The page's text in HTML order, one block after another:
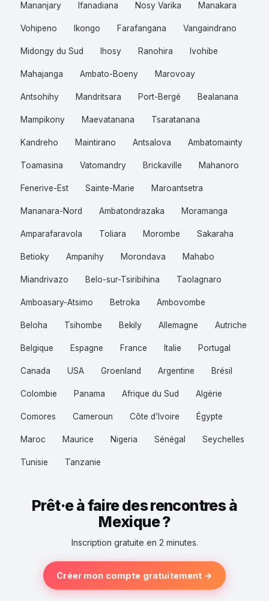
Mananjary Ifanadiana Nosy Varika Manakara
Vohipeno Ikongo Farafangana Vangaindrano
Midongy du Sud Ihosy Ranohira Ivohibe
Mahajanga Ambato-Boeny Marovoay
Antsohihy Mandritsara Port-Bergé Bealanana
Mampikony Maevatanana Tsaratanana
Kandreho Maintirano Antsalova Ambatomainty
Toamasina Vatomandry Brickaville Mahanoro
Fenerive-Est Sainte-Marie Maroantsetra
Mananara-Nord Ambatondrazaka Moramanga
Amparafaravola Toliara Morombe Sakaraha
Betioky Ampanihy Morondava Mahabo
Miandrivazo Belo-sur-Tsiribihina Taolagnaro
Amboasary-Atsimo Betroka Ambovombe
Beloha Tsihombe Bekily Allemagne Autriche
Belgique Espagne France Italie Portugal
Canada USA Groenland Argentine Brésil
Colombie Panama Afrique du Sud Algérie
Comores Cameroun Côte d’Ivoire Égypte
Maroc Maurice Nigeria Sénégal Seychelles
Tunisie Tanzanie
Prêt·e à faire des rencontres à
Mexique ?
Inscription gratuite en 2 minutes.
Créer mon compte gratuitement →